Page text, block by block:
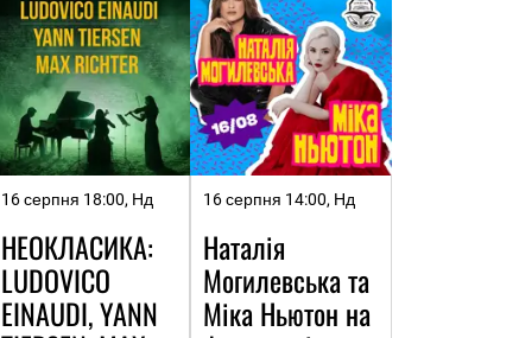
16 серпня 18:00, Нд
НЕОКЛАСИКА:
LUDOVICO
EINAUDI, YANN
16 серпня 14:00, Нд
Наталія
Могилевська та
Міка Ньютон на